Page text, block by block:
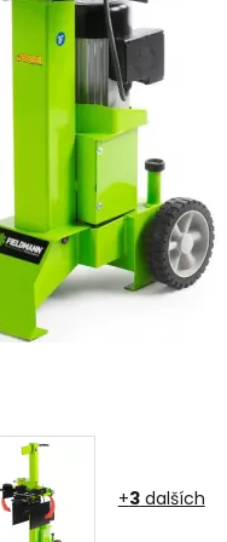
+3dalších